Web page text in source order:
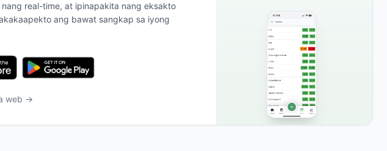
real-time, at ipinapakita nang eksakto
ang bawat sangkap sa iyong
web →